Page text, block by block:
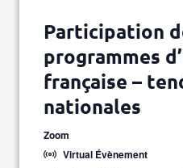
Participation
programmes
française –
nationales
Zoom
Virtual Évènement